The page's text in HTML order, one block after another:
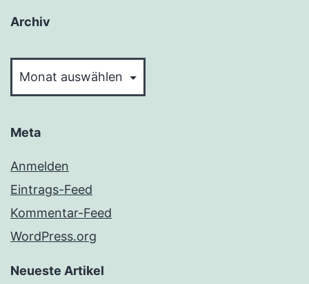
Archiv
Meta
Anmelden
Eintrags-Feed
Kommentar-Feed
WordPress.org
Neueste Artikel